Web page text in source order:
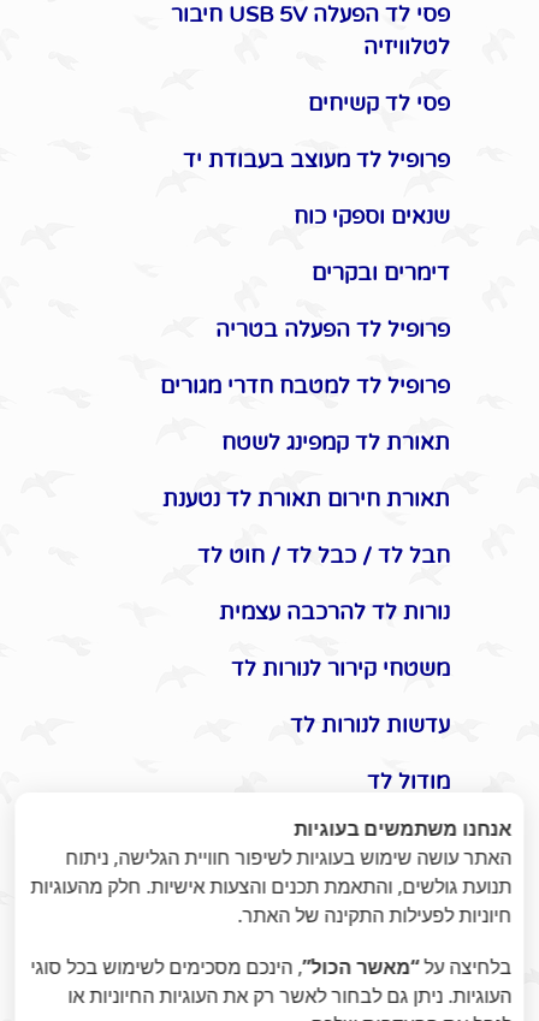
פסי לד הפעלה USB 5V חיבור
לטלוויזיה
פסי לד קשיחים
פרופיל לד מעוצב בעבודת יד
שנאים וספקי כוח
דימרים ובקרים
פרופיל לד הפעלה בטריה
פרופיל לד למטבח חדרי מגורים
תאורת לד קמפינג לשטח
תאורת חירום תאורת לד נטענת
חבל לד / כבל לד / חוט לד
נורות לד להרכבה עצמית
משטחי קירור לנורות לד
עדשות לנורות לד
מודול לד
אביזרים משלימים לתאורת לד
תקעים / שקעים / שעון שבת
מונלד
אומנות היופי בתאורת לד -
אנחנו משתמשים בעוגיות
האתר עושה שימוש בעוגיות לשיפור חוויית הגלישה, ניתוח
תנועת גולשים, והתאמת תכנים והצעות אישיות. חלק מהעוגיות
חיוניות לפעילות התקינה של האתר.
בלחיצה על“מאשר הכול”, הינכם מסכימים לשימוש בכל סוגי
העוגיות. ניתן גם לבחור לאשר רק את העוגיות החיוניות או